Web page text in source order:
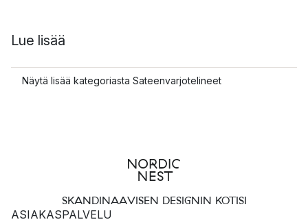
Lue lisää
Näytä lisää kategoriasta Sateenvarjotelineet
SKANDINAAVISEN DESIGNIN KOTISI
ASIAKASPALVELU